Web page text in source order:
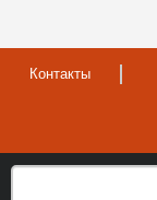
Контакты